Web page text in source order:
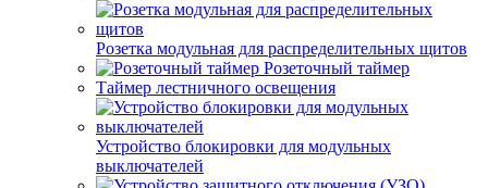
Розетка модульная для распределительных щитов
Розеточный таймер
Таймер лестничного освещения
Устройство блокировки для модульных
выключателей